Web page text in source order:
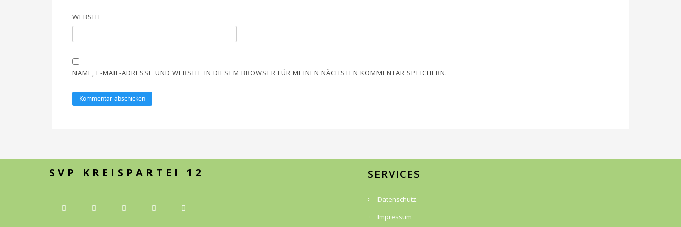
WEBSITE
NAME, E-MAIL-ADRESSE UND WEBSITE IN DIESEM BROWSER FÜR MEINEN NÄCHSTEN KOMMENTAR SPEICHERN.
SVP KREISPARTEI 12 SERVICES
Datenschutz
Impressum